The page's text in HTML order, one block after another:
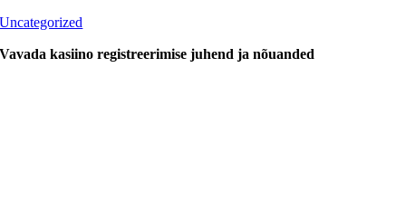
Uncategorized
Vavada kasiino registreerimise juhend ja nõuanded